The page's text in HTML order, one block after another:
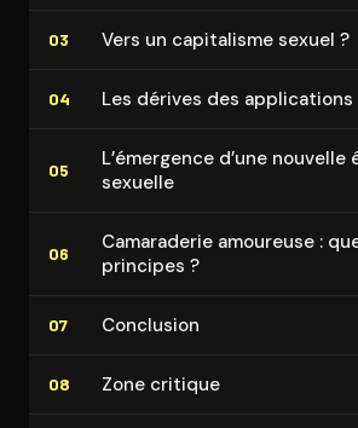
03 Vers un capitalisme sexuel ?
04 Les dérives des
05
L’émergence d’une nouvelle
sexuelle
06
Camaraderie amoureuse :
principes ?
07 Conclusion
08 Zone critique